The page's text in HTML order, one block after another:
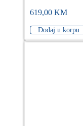
619,00 KM
Dodaj u korpu